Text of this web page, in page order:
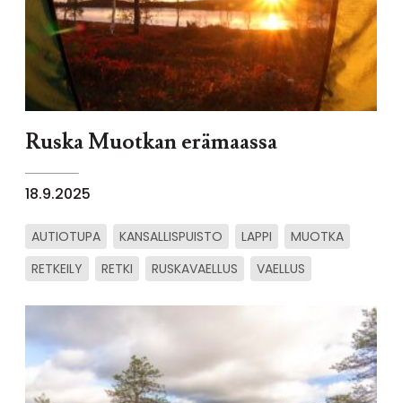
Ruska Muotkan erämaassa
18.9.2025
AUTIOTUPA KANSALLISPUISTO LAPPI
MUOTKA
RETKEILY
RETKI RUSKAVAELLUS VAELLUS